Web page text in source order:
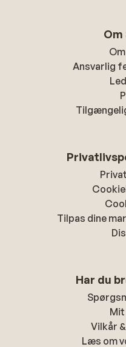
Om
Ansvarlig
Tilpas dine
Har du
Mit
Vilkår
Læs om